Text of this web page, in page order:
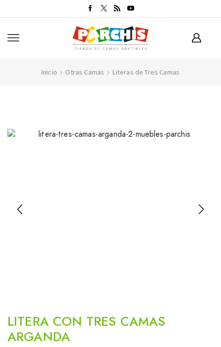
Inicio Otras Camas Literas de Tres Camas
LITERA CON TRES CAMAS
ARGANDA